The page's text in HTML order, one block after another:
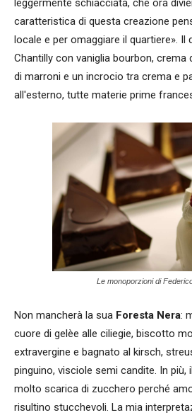
leggermente schiacciata, che ora
caratteristica di questa creazione
locale e per omaggiare il quartiere».
Chantilly con vaniglia bourbon, crema
di marroni e un incrocio tra crema e
all'esterno, tutte materie prime
Le monoporzioni di
Non mancherà la sua Foresta Nera:
cuore di gelèe alle ciliegie, biscotto
extravergine e bagnato al kirsch,
pinguino, visciole semi candite. In più,
molto scarica di zucchero perché
risultino stucchevoli. La mia